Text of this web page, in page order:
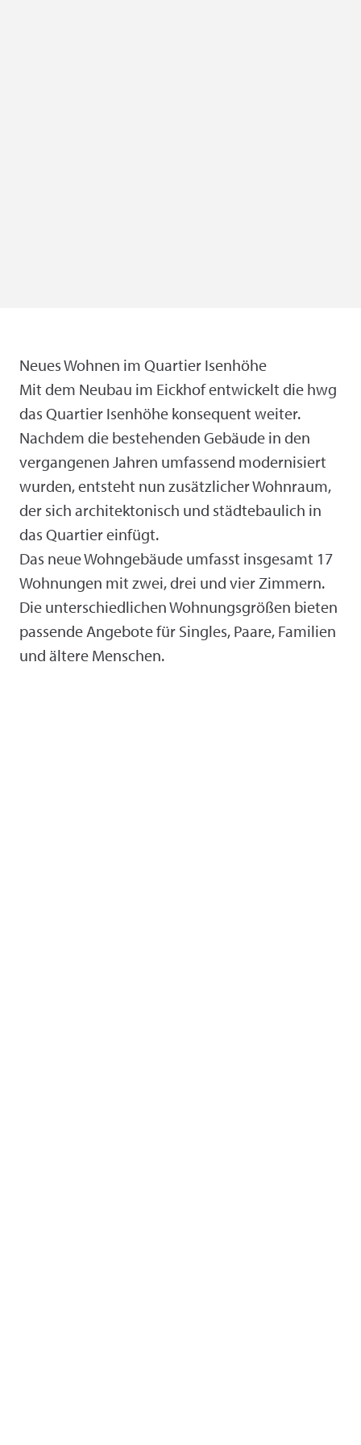
Neues Wohnen im Quartier Isenhöhe
Mit dem Neubau im Eickhof entwickelt die hwg
das Quartier Isenhöhe konsequent weiter.
Nachdem die bestehenden Gebäude in den
vergangenen Jahren umfassend modernisiert
wurden, entsteht nun zusätzlicher Wohnraum,
der sich architektonisch und städtebaulich in
das Quartier einfügt.
Das neue Wohngebäude umfasst insgesamt 17
Wohnungen mit zwei, drei und vier Zimmern.
Die unterschiedlichen Wohnungsgrößen bieten
passende Angebote für Singles, Paare, Familien
und ältere Menschen.